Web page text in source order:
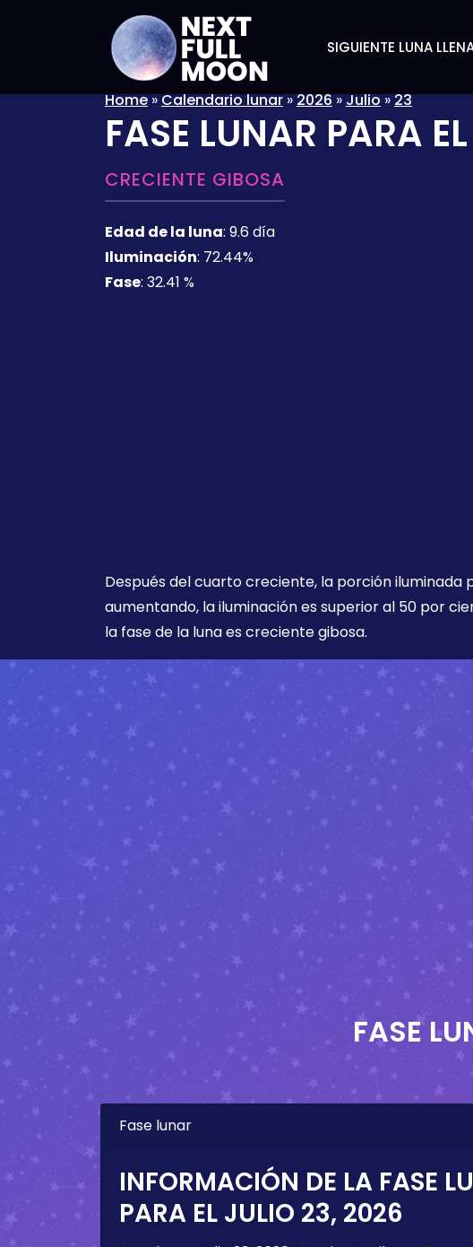
SIGUIENTE LUNA
Home»Calendario lunar»2026»Julio»23
FASE LUNAR PARA EL
CRECIENTE GIBOSA
Edad de la luna: 9.6 día
Iluminación: 72.44%
Fase: 32.41 %
Después del cuarto creciente, la porción iluminada
aumentando, la iluminación es superior al 50 por
la fase de la luna es creciente gibosa.
FASE
Fase lunar
INFORMACIÓN DE LA FASE
PARA EL JULIO 23, 2026